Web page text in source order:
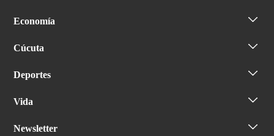
Economía
Cúcuta
Deportes
Vida
Newsletter